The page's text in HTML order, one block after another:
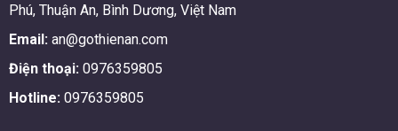
Phú, Thuận An, Bình Dương, Việt Nam
Email: an@gothienan.com
Điện thoại: 0976359805
Hotline: 0976359805